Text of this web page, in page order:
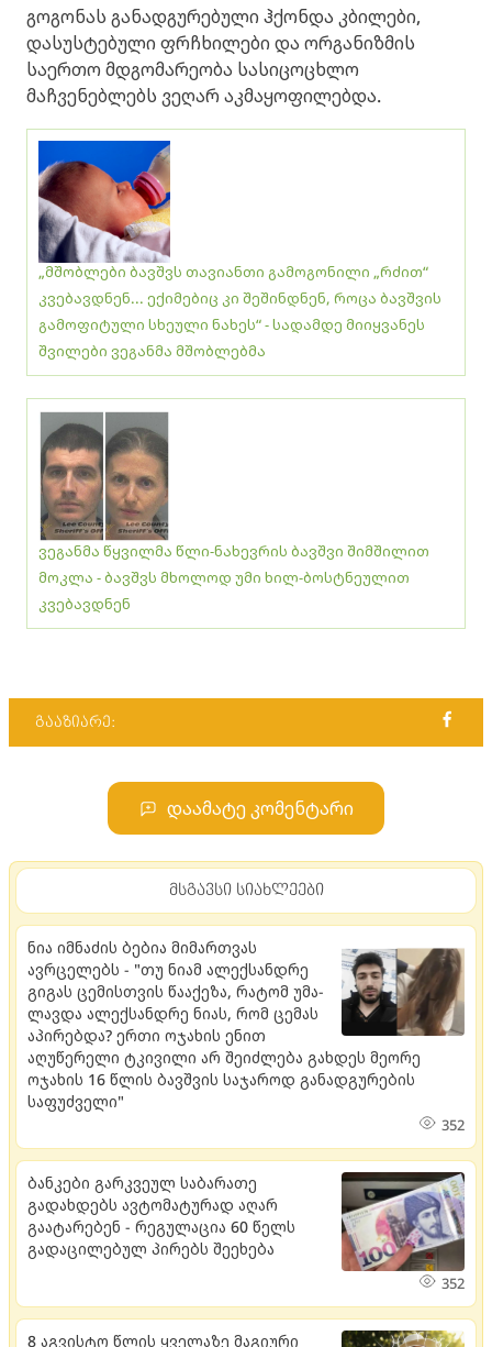
გოგონას განადგურებული ჰქონდა კბილები,
დასუსტებული ფრჩხილები და ორგანიზმის
საერთო მდგომარეობა სასიცოცხლო
მაჩვენებლებს ვეღარ აკმაყოფილებდა.
„მშობლები ბავშვს თავიანთი გამოგონილი „რძით“
კვებავდნენ... ექიმებიც კი შეშინდნენ, როცა ბავშვის
გამოფიტული სხეული ნახეს“ - სადამდე მიიყვანეს
შვილები ვეგანმა მშობლებმა
ვეგანმა წყვილმა წლი-ნახევრის ბავშვი შიმშილით
მოკლა - ბავშვს მხოლოდ უმი ხილ-ბოსტნეულით
კვებავდნენ
გააზიარე:
დაამატე კომენტარი
მსგავსი სიახლეები
ნია იმნაძის ბებია მიმართვას
ავრცელებს - "თუ ნიამ ალექ­სან­დრე
გი­გას ცე­მის­თვის წა­ა­ქე­ზა, რა­ტომ უმა­
ლავ­და ალექ­სან­დრე ნიას, რომ ცე­მას
აპი­რებ­და? ერთი ოჯახის ენით
აღუწერელი ტკივილი არ შეიძლება გახდეს მეორე
ოჯახის 16 წლის ბავშვის საჯაროდ განადგურების
საფუძველი"
352
ბანკები გარკვეულ საბარათე
გადახდებს ავტომატურად აღარ
გაატარებენ - რეგულაცია 60 წელს
გადაცილებულ პირებს შეეხება
352
8 აგვისტო წლის ყველაზე მაგიური